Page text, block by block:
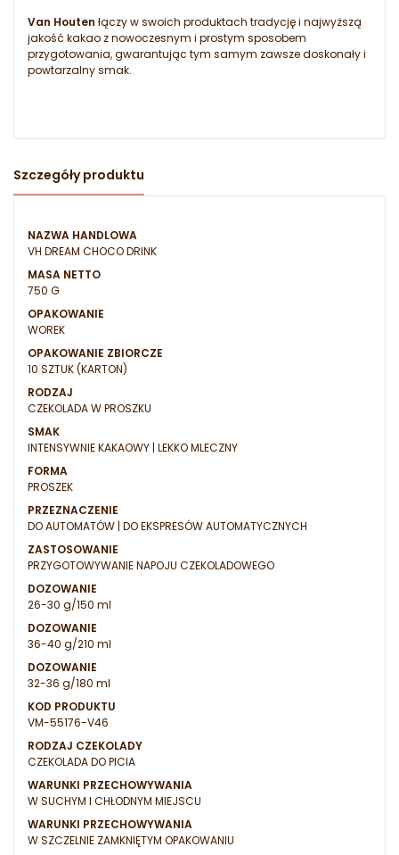
Van Houten łączy w swoich produktach tradycję i najwyższą
jakość kakao z nowoczesnym i prostym sposobem
przygotowania, gwarantując tym samym zawsze doskonały i
powtarzalny smak.
Szczegóły produktu
NAZWA HANDLOWA
VH DREAM CHOCO DRINK
MASA NETTO
750 G
OPAKOWANIE
WOREK
OPAKOWANIE ZBIORCZE
10 SZTUK (KARTON)
RODZAJ
CZEKOLADA W PROSZKU
SMAK
INTENSYWNIE KAKAOWY | LEKKO MLECZNY
FORMA
PROSZEK
PRZEZNACZENIE
DO AUTOMATÓW | DO EKSPRESÓW AUTOMATYCZNYCH
ZASTOSOWANIE
PRZYGOTOWYWANIE NAPOJU CZEKOLADOWEGO
DOZOWANIE
26-30 g/150 ml
DOZOWANIE
36-40 g/210 ml
DOZOWANIE
32-36 g/180 ml
KOD PRODUKTU
VM-55176-V46
RODZAJ CZEKOLADY
CZEKOLADA DO PICIA
WARUNKI PRZECHOWYWANIA
W SUCHYM I CHŁODNYM MIEJSCU
WARUNKI PRZECHOWYWANIA
W SZCZELNIE ZAMKNIĘTYM OPAKOWANIU